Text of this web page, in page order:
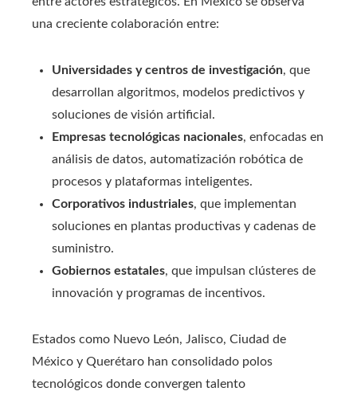
una creciente colaboración entre:
Universidades y centros de investigación, que
desarrollan algoritmos, modelos predictivos y
soluciones de visión artificial.
Empresas tecnológicas nacionales, enfocadas en
análisis de datos, automatización robótica de
procesos y plataformas inteligentes.
Corporativos industriales, que implementan
soluciones en plantas productivas y cadenas de
suministro.
Gobiernos estatales, que impulsan clústeres de
innovación y programas de incentivos.
Estados como Nuevo León, Jalisco, Ciudad de
México y Querétaro han consolidado polos
tecnológicos donde convergen talento